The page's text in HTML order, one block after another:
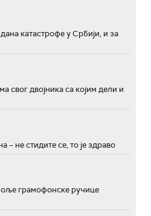
катастрофе у Србији, и за
свог двојника са којим дели и
– не стидите се, то је здраво
грамофонске ручице